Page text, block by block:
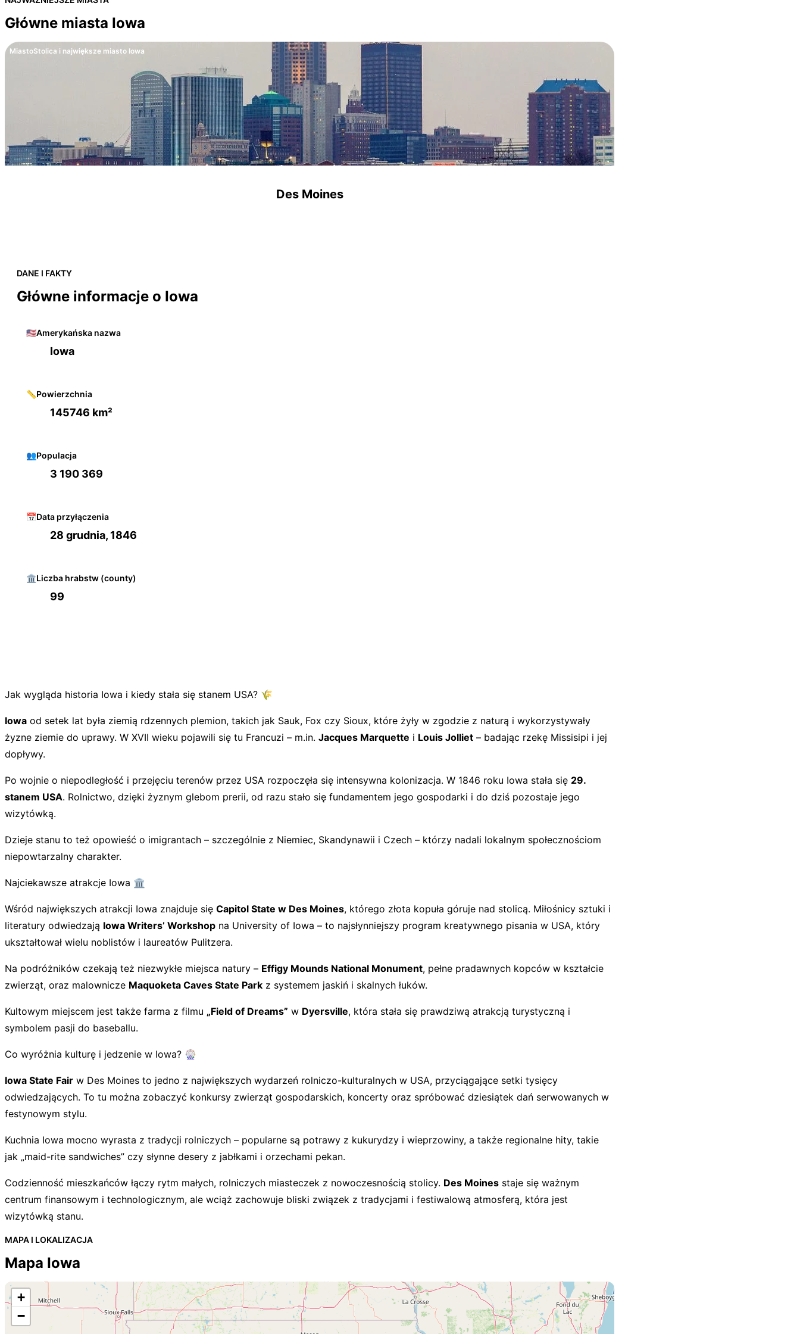
Główne miasta Iowa
MiastoStolica i największe miasto Iowa
Des Moines
DANE I FAKTY
Główne informacje o Iowa
🇺🇸Amerykańska nazwa
Iowa
📏Powierzchnia
145746 km²
👥Populacja
3 190 369
📅Data przyłączenia
28 grudnia, 1846
🏛️Liczba hrabstw (county)
99
Jak wygląda historia Iowa i kiedy stała się stanem USA? 🌾
Iowa od setek lat była ziemią rdzennych plemion, takich jak Sauk, Fox czy Sioux, które żyły w zgodzie z naturą i wykorzystywały
żyzne ziemie do uprawy. W XVII wieku pojawili się tu Francuzi – m.in. Jacques Marquette i Louis Jolliet – badając rzekę Missisipi i jej
dopływy.
Po wojnie o niepodległość i przejęciu terenów przez USA rozpoczęła się intensywna kolonizacja. W 1846 roku Iowa stała się 29.
stanem USA. Rolnictwo, dzięki żyznym glebom prerii, od razu stało się fundamentem jego gospodarki i do dziś pozostaje jego
wizytówką.
Dzieje stanu to też opowieść o imigrantach – szczególnie z Niemiec, Skandynawii i Czech – którzy nadali lokalnym społecznościom
niepowtarzalny charakter.
Najciekawsze atrakcje Iowa 🏛️
Wśród największych atrakcji Iowa znajduje się Capitol State w Des Moines, którego złota kopuła góruje nad stolicą. Miłośnicy sztuki i
literatury odwiedzają Iowa Writers’ Workshop na University of Iowa – to najsłynniejszy program kreatywnego pisania w USA, który
ukształtował wielu noblistów i laureatów Pulitzera.
Na podróżników czekają też niezwykłe miejsca natury – Effigy Mounds National Monument, pełne pradawnych kopców w kształcie
zwierząt, oraz malownicze Maquoketa Caves State Park z systemem jaskiń i skalnych łuków.
Kultowym miejscem jest także farma z filmu „Field of Dreams” w Dyersville, która stała się prawdziwą atrakcją turystyczną i
symbolem pasji do baseballu.
Co wyróżnia kulturę i jedzenie w Iowa? 🎡
Iowa State Fair w Des Moines to jedno z największych wydarzeń rolniczo-kulturalnych w USA, przyciągające setki tysięcy
odwiedzających. To tu można zobaczyć konkursy zwierząt gospodarskich, koncerty oraz spróbować dziesiątek dań serwowanych w
festynowym stylu.
Kuchnia Iowa mocno wyrasta z tradycji rolniczych – popularne są potrawy z kukurydzy i wieprzowiny, a także regionalne hity, takie
jak „maid-rite sandwiches” czy słynne desery z jabłkami i orzechami pekan.
Codzienność mieszkańców łączy rytm małych, rolniczych miasteczek z nowoczesnością stolicy. Des Moines staje się ważnym
centrum finansowym i technologicznym, ale wciąż zachowuje bliski związek z tradycjami i festiwalową atmosferą, która jest
wizytówką stanu.
MAPA I LOKALIZACJA
Mapa Iowa
+
−